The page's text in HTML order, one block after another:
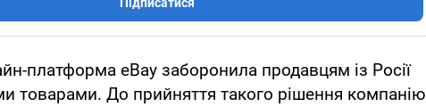
Підписатися
платформа eBay заборонила продавцям із Росії
товарами. До прийняття такого рішення компанію